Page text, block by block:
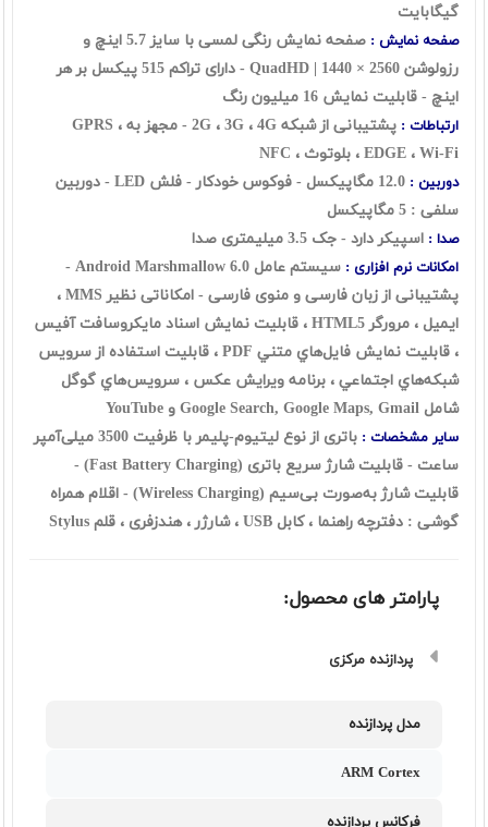
گیگابایت
صفحه نمایش :
صفحه نمایش رنگی لمسی با سایز 5.7 اینچ و
رزولوشن 2560 × 1440 | QuadHD - دارای تراکم 515 پیکسل بر هر
اینچ - قابلیت نمایش 16 میلیون رنگ
ارتباطات :
پشتیبانی از شبکه 2G ، 3G ، 4G - مجهز به GPRS ،
EDGE ، Wi-Fi ، بلوتوث ، NFC
دوربین :
12.0 مگاپیکسل - فوکوس خودکار - فلش LED - دوربین
سلفی : 5 مگاپیکسل
صدا : اسپیکر دارد - جک 3.5 میلیمتری صدا
امکانات نرم افزاری :
سیستم عامل Android Marshmallow 6.0 -
پشتیبانی از زبان فارسی و منوی فارسی - امکاناتی نظیر MMS ،
ايميل ، مرورگر HTML5 ، قابليت نمايش اسناد مايکروسافت آفيس
، قابليت نمايش فايل‌هاي متني PDF ، قابليت استفاده از سرويس
شبکه‌هاي اجتماعي ، برنامه ويرايش عکس ، سرويس‌هاي گوگل
شامل Google Search, Google Maps, Gmail و YouTube
سایر مشخصات :
باتری از نوع لیتیوم-پلیمر با ظرفیت 3500 میلی‌آمپر
ساعت - قابلیت شارژ سریع باتری (Fast Battery Charging) -
قابلیت شارژ به‌صورت بی‌سیم (Wireless Charging) - اقلام همراه
گوشی : دفترچه‌ راهنما ، کابل USB ، شارژر ، هندزفری ، قلم Stylus
پارامتر های محصول:
پردازنده مرکزی
مدل پردازنده
ARM Cortex
فرکانس پردازنده